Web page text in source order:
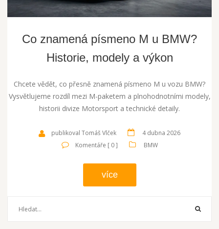
Co znamená písmeno M u BMW?
Historie, modely a výkon
Chcete vědět, co přesně znamená písmeno M u vozu BMW?
Vysvětlujeme rozdíl mezi M-paketem a plnohodnotními modely,
historii divize Motorsport a technické detaily.
publikoval Tomáš Vlček
4 dubna 2026
Komentáře [ 0 ]
BMW
více